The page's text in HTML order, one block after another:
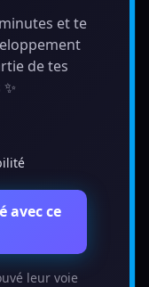
et te
de tes
avec ce
leur voie